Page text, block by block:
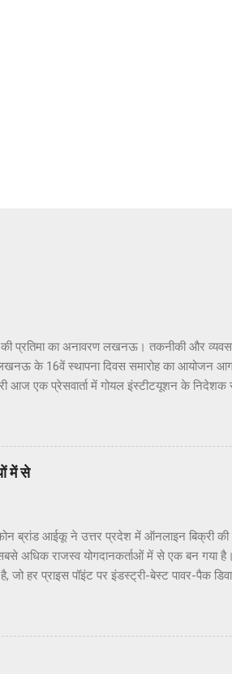
प्रतिमा का अनावरण लखनऊ। तकनीकी और
के 16वें स्थापना दिवस समारोह का आयोजन
आज एक प्रेसवार्ता में गोयल इंस्टीटयूशन के
के पिता स्व: रामजी लाल अग्रवाल को समर्पित
समारोह के रूप में मनाया जाएगा। श्री रामजी लाल
ऑफ इंस्टीट्यूशंस के स्थापना दिवस समारोह की मुख्य
अवसर पर राज्यपाल गोयल ग्रुप के अध्यक्ष इं. महेश
में से
ब्रांड आईकू ने उत्तर प्रदेश में ऑनलाइन बिक्री की
अधिक राजस्व योगदानकर्ताओं में से एक बन गया
जो हर प्राइस पॉइंट पर इंडस्ट्री-बेस्ट पावर-पैक
के रूप में रिकॉर्ड तोड़ रहा है। उत्तर प्रदेश
था। ब्रांड की ग्रोथ जर्नी को शेयर करते हुए
पर अपना फोकस करते हुए राज्य और देश भर में